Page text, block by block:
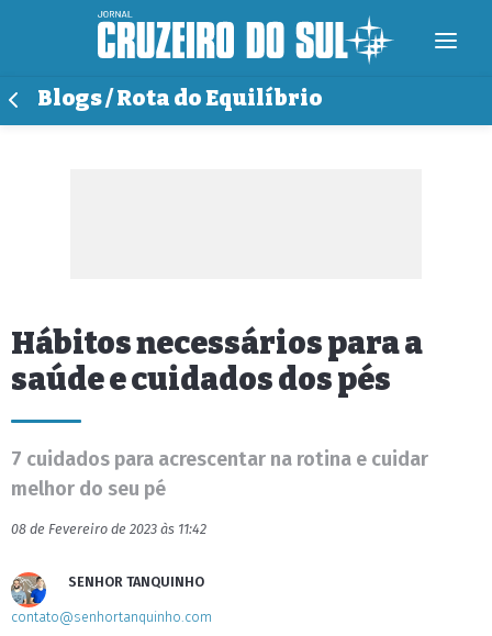
Blogs / Rota do Equilíbrio
Hábitos necessários para a
saúde e cuidados dos pés
7 cuidados para acrescentar na rotina e cuidar
melhor do seu pé
08 de Fevereiro de 2023 às 11:42
SENHOR TANQUINHO
contato@senhortanquinho.com